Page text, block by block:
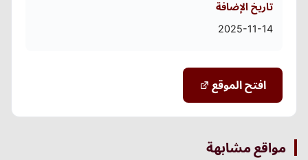
تاريخ الإضافة
2025-11-14
افتح الموقع
مواقع مشابهة